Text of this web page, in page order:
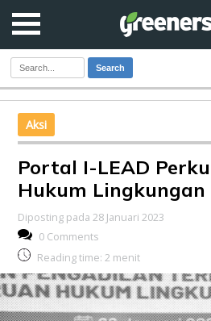
Search
Aksi
Portal I-LEAD
Hukum Lingkungan
Diposting pada 28 Januari 2023
0 Comments
Reading time: 2 menit